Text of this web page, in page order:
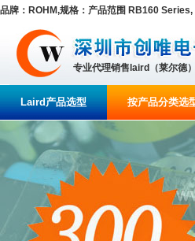
品牌：ROHM,规格：产品范围 RB160 Series,
专业代理销售laird（莱尔德
Laird产品选型 按产品分类选